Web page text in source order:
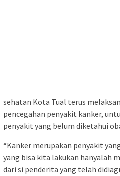
sehatan Kota Tual terus
pencegahan penyakit kanker,
penyakit yang belum diketahui
“Kanker merupakan penyakit
yang bisa kita lakukan hanyalah
dari si penderita yang telah